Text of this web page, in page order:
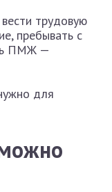
трудовую
пребывать с
ПМЖ —
для